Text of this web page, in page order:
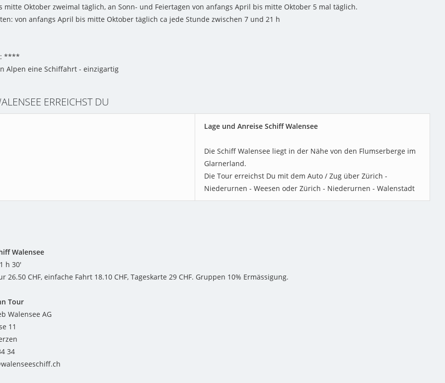
mitte Oktober zweimal täglich, an Sonn- und Feiertagen von anfangs April bis mitte Oktober 5 mal täglich.
von anfangs April bis mitte Oktober täglich ca jede Stunde zwischen 7 und 21 h
****
Alpen eine Schiffahrt - einzigartig
ERREICHST DU
Lage und Anreise Schiff Walensee
Die Schiff Walensee liegt in der Nähe von den Flumserberge im
Glarnerland.
Die Tour erreichst Du mit dem Auto / Zug über Zürich -
Niederurnen - Weesen oder Zürich - Niederurnen - Walenstadt
Walensee
h 30'
26.50 CHF, einfache Fahrt 18.10 CHF, Tageskarte 29 CHF. Gruppen 10% Ermässigung.
Tour
Walensee AG
11
34